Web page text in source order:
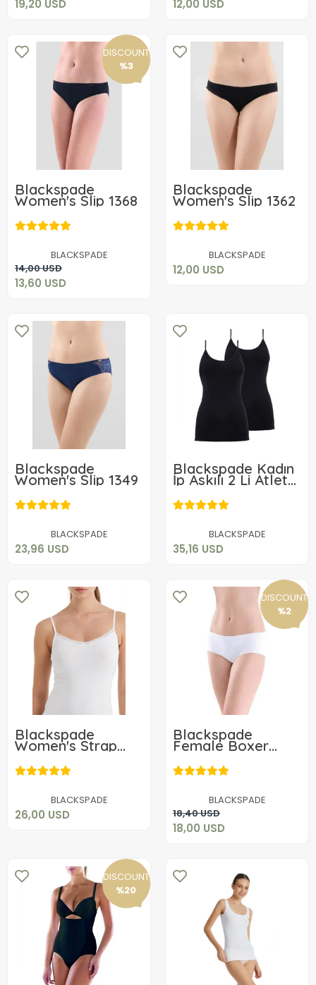
19,20 USD 12,00 USD
DISCOUNT
%3
Blackspade
Women's Slip 1368
BLACKSPADE
14,00 USD
13,60 USD
13,60 USD
Add to cart
Blackspade
Women's Slip 1362
BLACKSPADE
12,00 USD
12,00 USD
Blackspade
Women's Slip 1349
BLACKSPADE
23,96 USD
23,96 USD
Blackspade Kadın
İp Askılı 2 Li Atlet
1591
BLACKSPADE
35,16 USD
35,16 USD
Blackspade
Women's Strap
Tank Top 1365
BLACKSPADE
26,00 USD
26,00 USD
DISCOUNT
%2
Blackspade
Female Boxer
Laser Cut 1372
BLACKSPADE
18,40 USD
18,00 USD
18,00 USD
Add to cart
DISCOUNT
%20